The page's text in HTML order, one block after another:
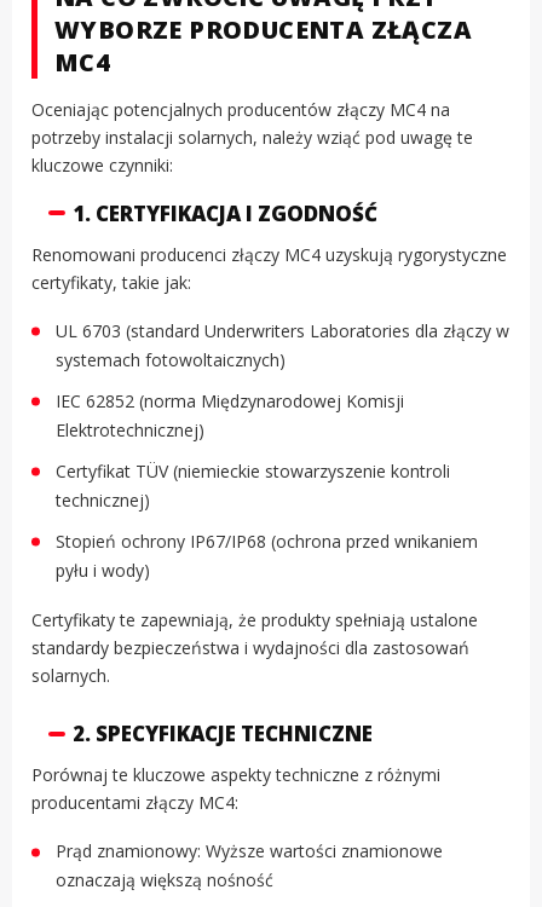
WYBORZE PRODUCENTA ZŁĄCZA
MC4
Oceniając potencjalnych producentów złączy MC4 na
potrzeby instalacji solarnych, należy wziąć pod uwagę te
kluczowe czynniki:
1. CERTYFIKACJA I ZGODNOŚĆ
Renomowani producenci złączy MC4 uzyskują rygorystyczne
certyfikaty, takie jak:
UL 6703 (standard Underwriters Laboratories dla złączy w
systemach fotowoltaicznych)
IEC 62852 (norma Międzynarodowej Komisji
Elektrotechnicznej)
Certyfikat TÜV (niemieckie stowarzyszenie kontroli
technicznej)
Stopień ochrony IP67/IP68 (ochrona przed wnikaniem
pyłu i wody)
Certyfikaty te zapewniają, że produkty spełniają ustalone
standardy bezpieczeństwa i wydajności dla zastosowań
solarnych.
2. SPECYFIKACJE TECHNICZNE
Porównaj te kluczowe aspekty techniczne z różnymi
producentami złączy MC4:
Prąd znamionowy: Wyższe wartości znamionowe
oznaczają większą nośność